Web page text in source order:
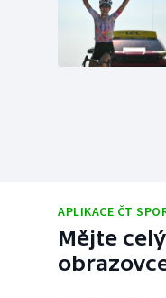
APLIKACE ČT
Mějte